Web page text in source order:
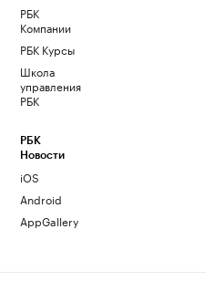
РБК
Компании
РБК Курсы
Школа
управления
РБК
РБК
Новости
iOS
Android
AppGallery